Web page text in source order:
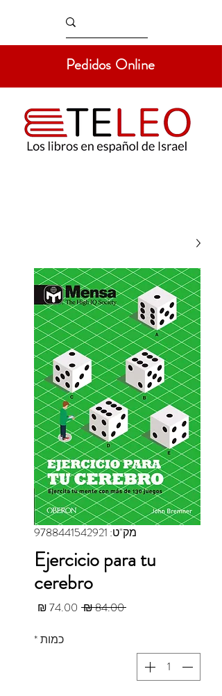
Pedidos Online
מק"ט: 9788441542921
Ejercicio para tu
cerebro
‏84.00 ‏₪ מחיר רגיל
כמות*